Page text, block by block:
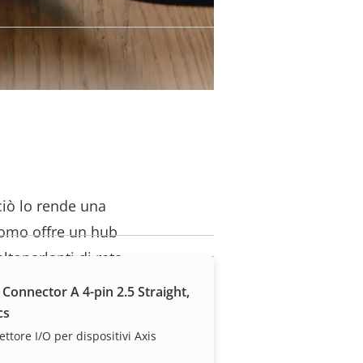
lo rende una
offre un hub
di rete
computer,
Connector A 4-pin 2.5 Straight,
I/O per dispositivi Axis